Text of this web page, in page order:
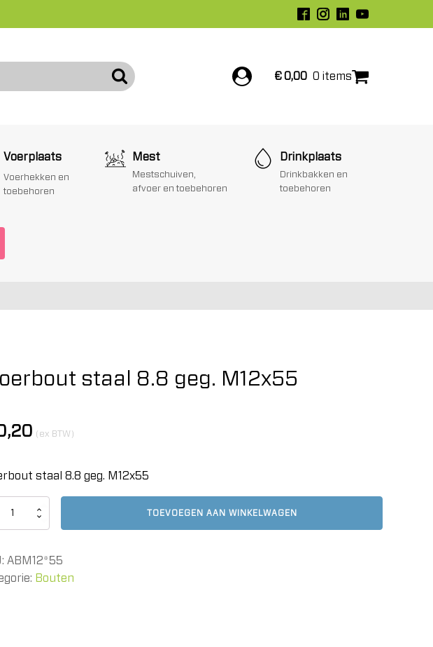
€0,00 0 items
Voerplaats
Voerhekken en
toebehoren
Mest
Mestschuiven,
afvoer en toebehoren
Drinkplaats
Drinkbakken en
toebehoren
staal 8.8 geg. M12x55
(ex BTW)
staal 8.8 geg. M12x55
TOEVOEGEN AAN WINKELWAGEN
ABM12*55
Bouten